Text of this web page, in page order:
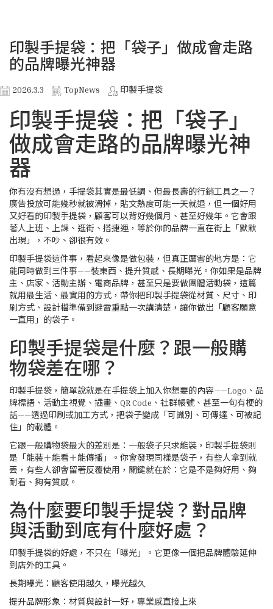
印製手提袋：把「袋子」做成會走路
的品牌曝光神器
2026.3.3 TopNews 印製手提袋
印製手提袋：把「袋子」
做成會走路的品牌曝光神
器
你有沒有想過，手提袋其實是最低調、但最長壽的行銷工具之一？
廣告投放可能幾秒就被滑掉，貼文熱度可能一天就退，但一個好用
又好看的印製手提袋，顧客可以背好幾個月、甚至好幾年。它會跟
著人上班、上課、逛街、搭捷運，等於你的品牌一直在街上「默默
出現」，不吵、卻很有效。
印製手提袋這件事，看起來像是做包裝，但真正厲害的地方是：它
能同時做到三件事——裝東西、提升質感、長期曝光。你如果是品牌
主、店家、活動主辦、電商品牌，甚至只是要做團體活動袋，這篇
就用最生活、最實用的方式，帶你把印製手提袋從材質、尺寸、印
刷方式、設計檔準備到避雷重點一次講清楚，讓你做出「顧客願意
一直用」的袋子。
印製手提袋是什麼？跟一般購
物袋差在哪？
印製手提袋，簡單說就是在手提袋上加入你想要的內容——Logo、品
牌標語、活動主視覺、插畫、QR Code、社群帳號、甚至一句有梗的
話——透過印刷或加工方式，把袋子變成「可識別、可傳達、可被記
住」的載體。
它跟一般購物袋最大的差別是：一般袋子只求能裝，印製手提袋則
是「能裝＋能看＋能傳播」。你會發現同樣是袋子，有些人拿到就
丟，有些人卻會留著反覆使用，關鍵就在於：它是不是夠好用、夠
耐看、夠有質感。
為什麼要印製手提袋？對品牌
與活動到底有什麼好處？
印製手提袋的好處，不只在「曝光」。它更像一個把品牌體驗延伸
到店外的工具。
長期曝光：顧客使用越久，曝光越久
提升品牌形象：材質與設計一好，專業感直接上來